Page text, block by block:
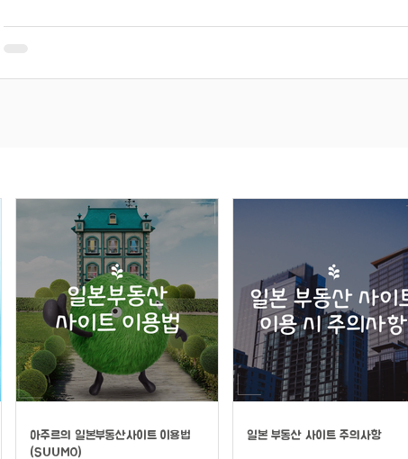
아주르의 일본부동산사이트 이용법
(SUUMO)
일본 부동산 사이트 주의사항